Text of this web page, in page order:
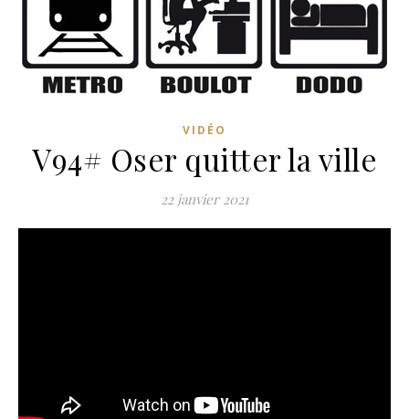
VIDÉO
V94# Oser quitter la ville
22 janvier 2021